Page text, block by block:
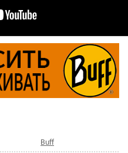
Buff